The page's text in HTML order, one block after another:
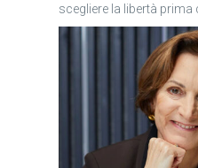
scegliere la libertà